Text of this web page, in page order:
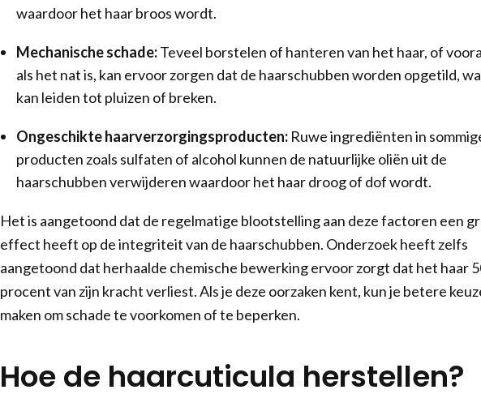
waardoor het haar broos wordt.
Mechanische schade:Teveel borstelen of hanteren van het haar, of
als het nat is, kan ervoor zorgen dat de haarschubben worden opgetild,
kan leiden tot pluizen of breken.
Ongeschikte haarverzorgingsproducten:Ruwe ingrediënten in
producten zoals sulfaten of alcohol kunnen de natuurlijke oliën uit de
haarschubben verwijderen waardoor het haar droog of dof wordt.
Het is aangetoond dat de regelmatige blootstelling aan deze factoren een
effect heeft op de integriteit van de haarschubben. Onderzoek heeft zelfs
aangetoond dat herhaalde chemische bewerking ervoor zorgt dat het haar
procent van zijn kracht verliest. Als je deze oorzaken kent, kun je betere
maken om schade te voorkomen of te beperken.
Hoe de haarcuticula herstellen?